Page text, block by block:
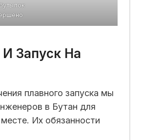
Запуск На
плавного запуска мы
в Бутан для
Их обязанности